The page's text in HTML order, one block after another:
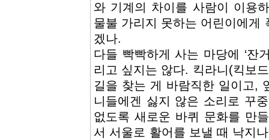
와 기계의 차이를 사람이 이용
물불 가리지 못하는 어린이에게
겠나.
다들 빡빡하게 사는 마당에 ‘잔
리고 싶지는 않다. 킥라니(킥보
길을 찾는 게 바람직한 일이고,
니들에겐 싫지 않은 소리로 꾸
없도록 새로운 바퀴 문화를 만
서 서울로 활어를 보낼 때 낙지